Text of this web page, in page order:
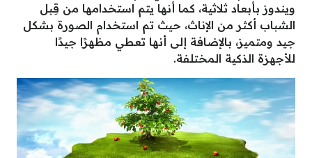
ويندوز بأبعاد ثلاثية، كما أنها يتم استخدامها من قِبل
الشباب أكثر من الإناث، حيث تم استخدام الصورة بشكل
جيد ومتميز، بالإضافة إلى أنها تعطي مظهرًا جيدًا
للأجهزة الذكية المختلفة.